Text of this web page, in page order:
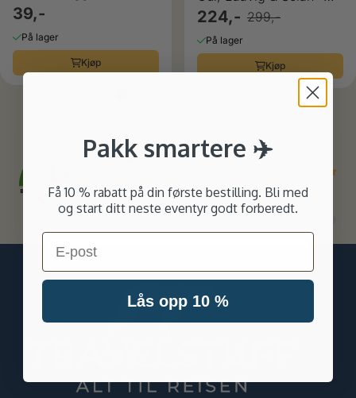
Colgate
39,-
På lager
Kjøp
350 ml
224,- 299,-
På lager
Kjøp
BASERT PÅ 258 STEMMER
Forfatter:
Birger L
Som forventet! 👍
til til
testimonial
til
#
Pakk smartere ✈️
Få 10 % rabatt på din første bestilling. Bli med
og start ditt neste eventyr godt forberedt.
Email
Lås opp 10 %